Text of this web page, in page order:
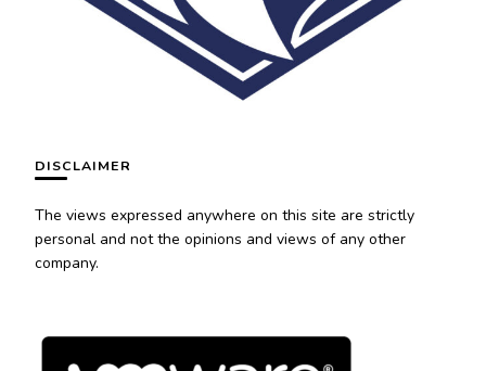
DISCLAIMER
The views expressed anywhere on this site are strictly
personal and not the opinions and views of any other
company.